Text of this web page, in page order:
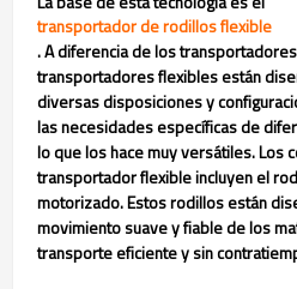
transportador de rodillos flexible
. A diferencia de los
transportadores flexibles están
diversas disposiciones y
las necesidades específicas de
lo que los hace muy versátiles. Los
transportador flexible incluyen el
motorizado. Estos rodillos están
movimiento suave y fiable de los
transporte eficiente y sin